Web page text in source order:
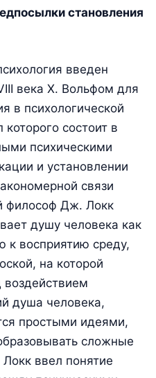
становления
введен
века X. Вольфом для
в психологической
состоит в
психическими
и установлении
связи
философ Дж. Локк
душу человека как
к восприятию среду,
на которой
воздействием
душа человека,
простыми идеями,
сложные
ввел понятие